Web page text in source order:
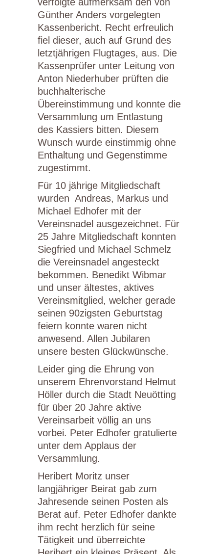
Günther Anders vorgelegten
Kassenbericht. Recht erfreulich
fiel dieser, auch auf Grund des
letztjährigen Flugtages, aus. Die
Kassenprüfer unter Leitung von
Anton Niederhuber prüften die
buchhalterische
Übereinstimmung und konnte die
Versammlung um Entlastung
des Kassiers bitten. Diesem
Wunsch wurde einstimmig ohne
Enthaltung und Gegenstimme
zugestimmt.
Für 10 jährige Mitgliedschaft
wurden Andreas, Markus und
Michael Edhofer mit der
Vereinsnadel ausgezeichnet. Für
25 Jahre Mitgliedschaft konnten
Siegfried und Michael Schmelz
die Vereinsnadel angesteckt
bekommen. Benedikt Wibmar
und unser ältestes, aktives
Vereinsmitglied, welcher gerade
seinen 90zigsten Geburtstag
feiern konnte waren nicht
anwesend. Allen Jubilaren
unsere besten Glückwünsche.
Leider ging die Ehrung von
unserem Ehrenvorstand Helmut
Höller durch die Stadt Neuötting
für über 20 Jahre aktive
Vereinsarbeit völlig an uns
vorbei. Peter Edhofer gratulierte
unter dem Applaus der
Versammlung.
Heribert Moritz unser
langjähriger Beirat gab zum
Jahresende seinen Posten als
Berat auf. Peter Edhofer dankte
ihm recht herzlich für seine
Tätigkeit und überreichte